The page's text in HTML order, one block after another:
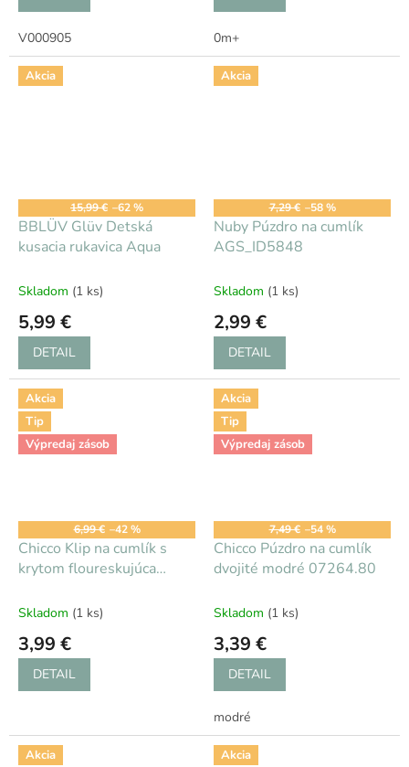
V000905 0m+
Akcia
15,99 € –62 %
BBLÜV Glüv Detská
kusacia rukavica Aqua
Skladom (1 ks)
5,99 €
DETAIL
Akcia
7,29 € –58 %
Nuby Púzdro na cumlík
AGS_ID5848
Skladom (1 ks)
2,99 €
DETAIL
Akcia
Tip
Výpredaj zásob
6,99 € –42 %
Chicco Klip na cumlík s
krytom floureskujúca
Skladom (1 ks)
3,99 €
DETAIL
Akcia
Tip
Výpredaj zásob
7,49 € –54 %
Chicco Púzdro na cumlík
dvojité modré 07264.80
Skladom (1 ks)
3,39 €
DETAIL
modré
Akcia
Akcia